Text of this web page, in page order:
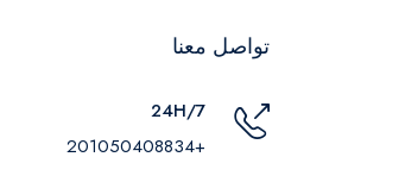
تواصل معنا
24H/7
+201050408834